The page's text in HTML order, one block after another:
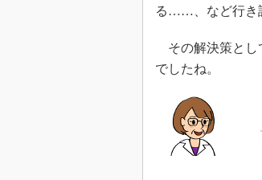
る……、など行き
その解決策とし
でしたね。